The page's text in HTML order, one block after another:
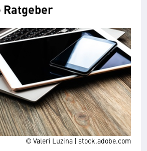
© Valeri Luzina | stock.adobe.com
Ratgeber